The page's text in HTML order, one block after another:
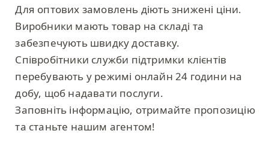
Для оптових замовлень діють знижені ціни.
Виробники мають товар на складі та
забезпечують швидку доставку.
Співробітники служби підтримки клієнтів
перебувають у режимі онлайн 24 години на
добу, щоб надавати послуги.
Заповніть інформацію, отримайте пропозицію
та станьте нашим агентом!